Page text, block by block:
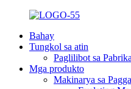
Bahay
Tungkol sa atin
Paglilibot sa Pabrika
Mga produkto
Makinarya sa